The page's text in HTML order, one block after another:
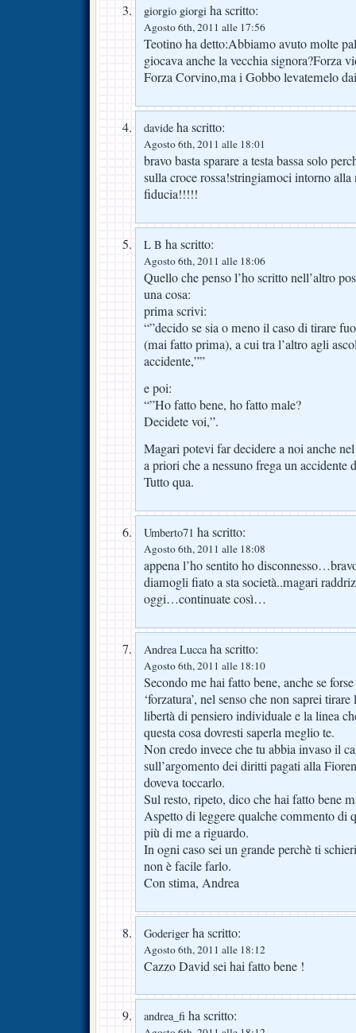
giorgio giorgi ha scritto:
Agosto 6th, 2011 alle 17:56
Teotino ha detto:Abbiamo avuto molte
giocava anche la vecchia signora?Forza
Forza Corvino,ma i Gobbo levatemelo
davide ha scritto:
Agosto 6th, 2011 alle 18:01
bravo basta sparare a testa bassa solo
sulla croce rossa!stringiamoci intorno
fiducia!!!!!
L B ha scritto:
Agosto 6th, 2011 alle 18:06
Quello che penso l’ho scritto nell’altro
una cosa:
prima scrivi:
“”decido se sia o meno il caso di tirare
(mai fatto prima), a cui tra l’altro agli
accidente,””
e poi:
“”Ho fatto bene, ho fatto male?
Decidete voi,”.
Magari potevi far decidere a noi anche
a priori che a nessuno frega un accidente
Tutto qua.
Umberto71 ha scritto:
Agosto 6th, 2011 alle 18:08
appena l’ho sentito ho
diamogli fiato a sta società..magari
oggi…continuate così…
Andrea Luccaha scritto:
Agosto 6th, 2011 alle 18:10
Secondo me hai fatto bene, anche se
‘forzatura’, nel senso che non saprei
libertà di pensiero individuale e la linea
questa cosa dovresti saperla meglio te.
Non credo invece che tu abbia invaso il
sull’argomento dei diritti pagati alla
doveva toccarlo.
Sul resto, ripeto, dico che hai fatto bene
Aspetto di leggere qualche commento di
più di me a riguardo.
In ogni caso sei un grande perchè ti
non è facile farlo.
Con stima, Andrea
Goderiger ha scritto:
Agosto 6th, 2011 alle 18:12
Cazzo David sei hai fatto bene !
andrea_fi ha scritto: